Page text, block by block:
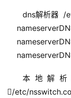
dns解析器
本地解
/etc/